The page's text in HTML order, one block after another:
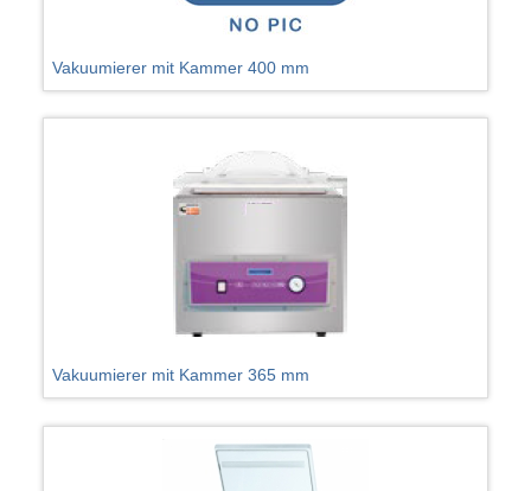
Vakuumierer mit Kammer 400 mm
Vakuumierer mit Kammer 365 mm